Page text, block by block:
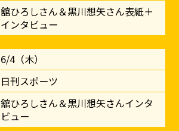
舘ひろしさん＆黒川想矢さん表紙＋
インタビュー
6/4（木）
日刊スポーツ
舘ひろしさん＆黒川想矢さんインタ
ビュー